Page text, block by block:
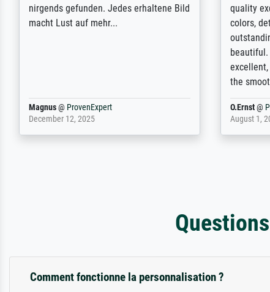
wurde aber letztlich sogar etwas
unterschritten. Die Qualität des Papiers
Dr.@ProvenExpert
February 3, 2026
results
client.
will
regards
Anonym@
April 22,
Comment fonctionne la personnalisation ?